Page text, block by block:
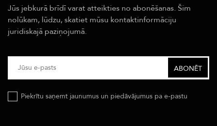
Jūs jebkurā brīdī varat atteikties no abonēšanas. Šim
nolūkam, lūdzu, skatiet mūsu kontaktinformāciju
juridiskajā paziņojumā.
Piekrītu saņemt jaunumus un piedāvājumus pa e-pastu